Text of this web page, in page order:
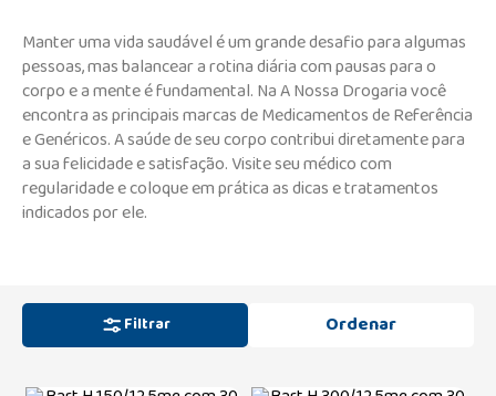
Manter uma vida saudável é um grande desafio para algumas
pessoas, mas balancear a rotina diária com pausas para o
corpo e a mente é fundamental. Na A Nossa Drogaria você
encontra as principais marcas de Medicamentos de Referência
e Genéricos. A saúde de seu corpo contribui diretamente para
a sua felicidade e satisfação. Visite seu médico com
regularidade e coloque em prática as dicas e tratamentos
indicados por ele.
Filtrar